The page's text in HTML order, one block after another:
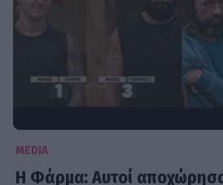
MEDIA
Η Φάρμα: Αυτοί